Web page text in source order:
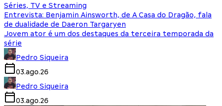
Séries, TV e Streaming
Entrevista: Benjamin Ainsworth, de A Casa do Dragão, fala
de dualidade de Daeron Targaryen
Jovem ator é um dos destaques da terceira temporada da
série
Pedro Siqueira
03.ago.26
Pedro Siqueira
03.ago.26